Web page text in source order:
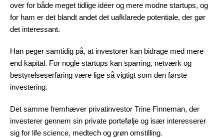
over for både meget tidlige idéer og mere modne startups, og
for ham er det blandt andet det uafklarede potentiale, der gør
det interessant.
Han peger samtidig på, at investorer kan bidrage med mere
end kapital. For nogle startups kan sparring, netværk og
bestyrelseserfaring være lige så vigtigt som den første
investering.
Det samme fremhæver privatinvestor Trine Finneman, der
investerer gennem sin private portefølje og især interesserer
sig for life science, medtech og grøn omstilling.